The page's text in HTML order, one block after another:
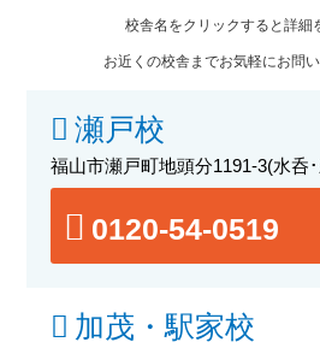
校舎名をクリックすると詳細
お近くの校舎までお気軽にお問い
瀬戸校
福山市瀬戸町地頭分1191-3(水呑
0120-54-0519
加茂・駅家校